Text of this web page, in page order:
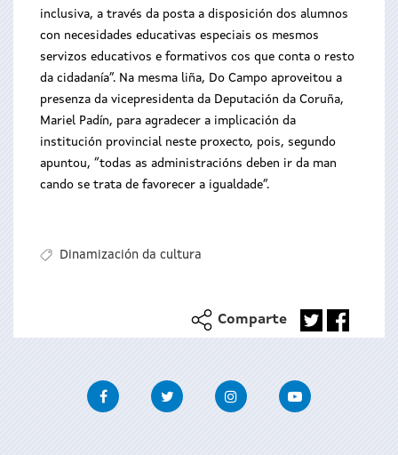
inclusiva, a través da posta a disposición dos alumnos
con necesidades educativas especiais os mesmos
servizos educativos e formativos cos que conta o resto
da cidadanía”. Na mesma liña, Do Campo aproveitou a
presenza da vicepresidenta da Deputación da Coruña,
Mariel Padín, para agradecer a implicación da
institución provincial neste proxecto, pois, segundo
apuntou, “todas as administracións deben ir da man
cando se trata de favorecer a igualdade”.
Dinamización da cultura
Comparte
FacebookTwitter InstagramYoutube